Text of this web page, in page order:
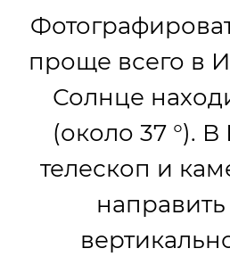
проще всего в
Солнце
(около 37 °).
телескоп и